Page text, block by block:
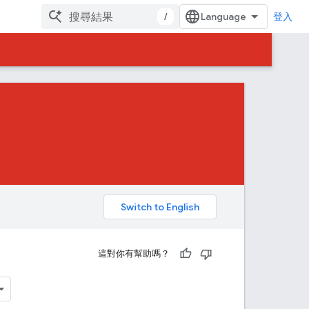
/ 登入
這對你有幫助嗎？